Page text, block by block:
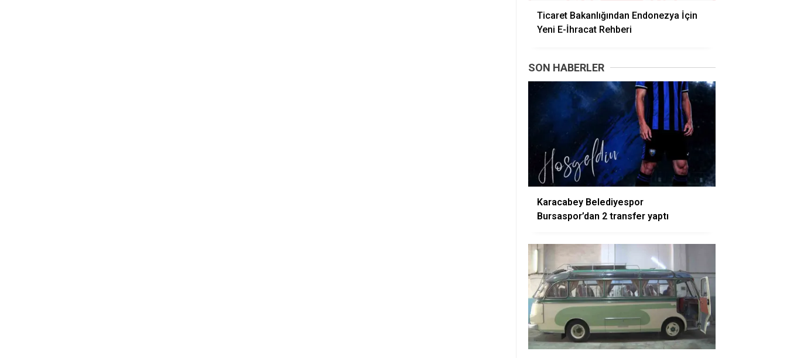
Ticaret Bakanlığından Endonezya İçin
Yeni E-İhracat Rehberi
SON HABERLER
Karacabey Belediyespor
Bursaspor’dan 2 transfer yaptı